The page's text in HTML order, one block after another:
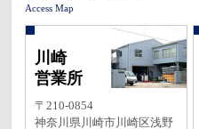
Access Map
川崎
営業所
〒210-0854
神奈川県川崎市川崎区浅野